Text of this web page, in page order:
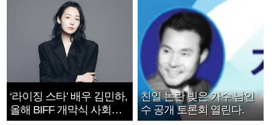
‘라이징 스타’ 배우 김민하,
올해 BIFF 개막식 사회자
친일 논란 빚은 가수 남인
수 공개 토론회 열린다.